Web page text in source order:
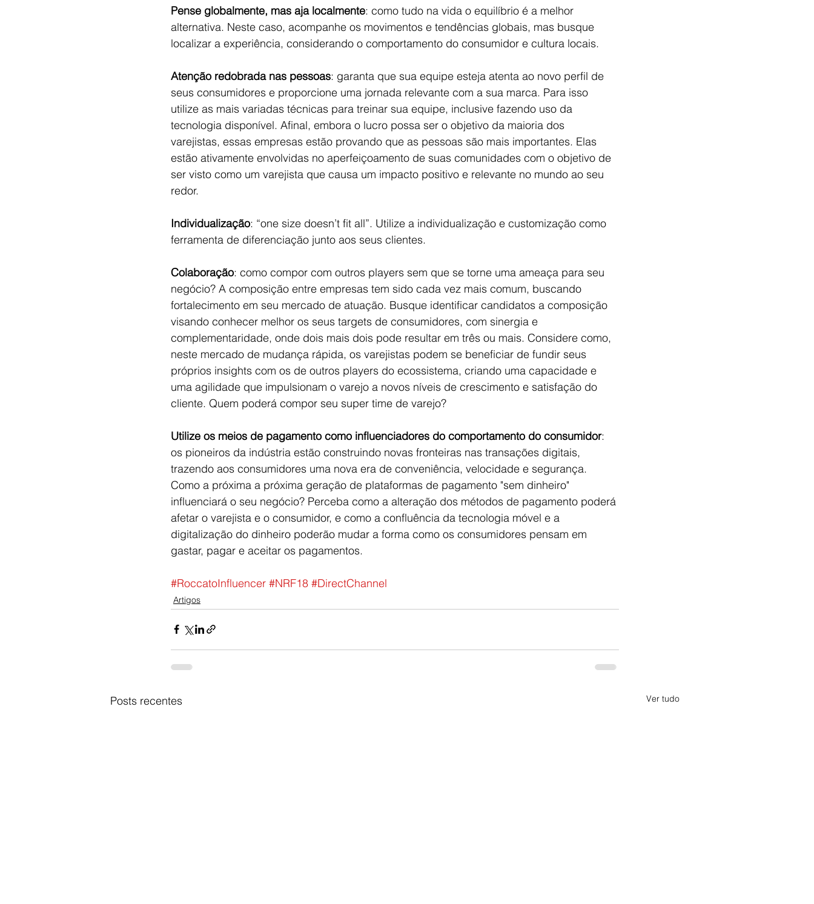
Pense globalmente, mas aja localmente: como tudo na vida o equilíbrio é a melhor
alternativa. Neste caso, acompanhe os movimentos e tendências globais, mas busque
localizar a experiência, considerando o comportamento do consumidor e cultura locais.
Atenção redobrada nas pessoas: garanta que sua equipe esteja atenta ao novo perfil de
seus consumidores e proporcione uma jornada relevante com a sua marca. Para isso
utilize as mais variadas técnicas para treinar sua equipe, inclusive fazendo uso da
tecnologia disponível. Afinal, embora o lucro possa ser o objetivo da maioria dos
varejistas, essas empresas estão provando que as pessoas são mais importantes. Elas
estão ativamente envolvidas no aperfeiçoamento de suas comunidades com o objetivo de
ser visto como um varejista que causa um impacto positivo e relevante no mundo ao seu
redor.
Individualização: “one size doesn’t fit all”. Utilize a individualização e customização como
ferramenta de diferenciação junto aos seus clientes.
Colaboração: como compor com outros players sem que se torne uma ameaça para seu
negócio? A composição entre empresas tem sido cada vez mais comum, buscando
fortalecimento em seu mercado de atuação. Busque identificar candidatos a composição
visando conhecer melhor os seus targets de consumidores, com sinergia e
complementaridade, onde dois mais dois pode resultar em três ou mais. Considere como,
neste mercado de mudança rápida, os varejistas podem se beneficiar de fundir seus
próprios insights com os de outros players do ecossistema, criando uma capacidade e
uma agilidade que impulsionam o varejo a novos níveis de crescimento e satisfação do
cliente. Quem poderá compor seu super time de varejo?
Utilize os meios de pagamento como influenciadores do comportamento do consumidor:
os pioneiros da indústria estão construindo novas fronteiras nas transações digitais,
trazendo aos consumidores uma nova era de conveniência, velocidade e segurança.
Como a próxima a próxima geração de plataformas de pagamento "sem dinheiro"
influenciará o seu negócio? Perceba como a alteração dos métodos de pagamento poderá
afetar o varejista e o consumidor, e como a confluência da tecnologia móvel e a
digitalização do dinheiro poderão mudar a forma como os consumidores pensam em
gastar, pagar e aceitar os pagamentos.
#RoccatoInfluencer #NRF18 #DirectChannel
Artigos
Posts recentes Ver tudo